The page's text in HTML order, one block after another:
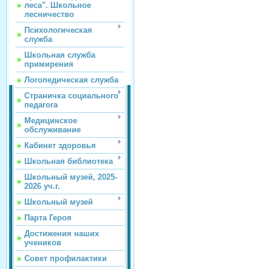
леса". Школьное
лесничество
Психологическая
служба
Школьная служба
примирения
Логопедическая служба
Страничка социального
педагога
Медицинское
обслуживание
Кабинет здоровья
Школьная библиотека
Школьный музей, 2025-
2026 уч.г.
Школьный музей
Парта Героя
Достижения наших
учеников
Совет профилактики